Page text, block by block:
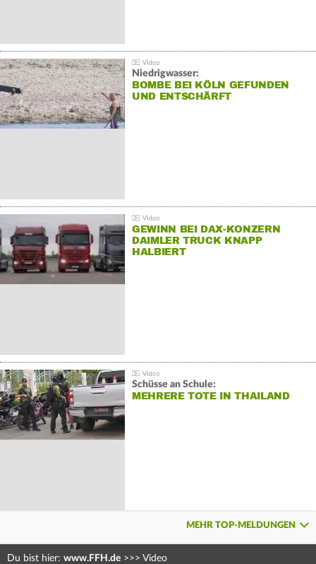
Niedrigwasser:
BOMBE BEI KÖLN GEFUNDEN
UND ENTSCHÄRFT
GEWINN BEI DAX-KONZERN
DAIMLER TRUCK KNAPP
HALBIERT
Schüsse an Schule:
MEHRERE TOTE IN THAILAND
MEHR TOP-MELDUNGEN
Du bist hier: www.FFH.de >>> Video